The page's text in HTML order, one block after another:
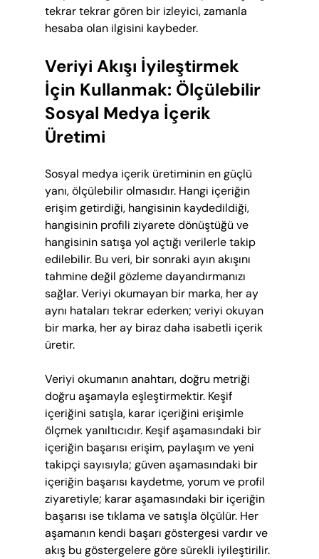
tekrar tekrar gören bir izleyici, zamanla
hesaba olan ilgisini kaybeder.
Veriyi Akışı İyileştirmek
İçin Kullanmak: Ölçülebilir
Sosyal Medya İçerik
Üretimi
Sosyal medya içerik üretiminin en güçlü
yanı, ölçülebilir olmasıdır. Hangi içeriğin
erişim getirdiği, hangisinin kaydedildiği,
hangisinin profili ziyarete dönüştüğü ve
hangisinin satışa yol açtığı verilerle takip
edilebilir. Bu veri, bir sonraki ayın akışını
tahmine değil gözleme dayandırmanızı
sağlar. Veriyi okumayan bir marka, her ay
aynı hataları tekrar ederken; veriyi okuyan
bir marka, her ay biraz daha isabetli içerik
üretir.
Veriyi okumanın anahtarı, doğru metriği
doğru aşamayla eşleştirmektir. Keşif
içeriğini satışla, karar içeriğini erişimle
ölçmek yanıltıcıdır. Keşif aşamasındaki bir
içeriğin başarısı erişim, paylaşım ve yeni
takipçi sayısıyla; güven aşamasındaki bir
içeriğin başarısı kaydetme, yorum ve profil
ziyaretiyle; karar aşamasındaki bir içeriğin
başarısı ise tıklama ve satışla ölçülür. Her
aşamanın kendi başarı göstergesi vardır ve
akış bu göstergelere göre sürekli iyileştirilir.